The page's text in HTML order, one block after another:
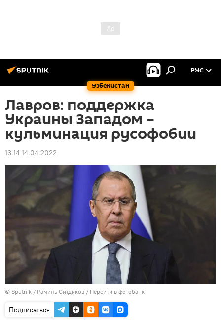
Узбекистан
РУС
Лавров: поддержка
Украины Западом –
кульминация русофобии
13:14 14.04.2022
© Sputnik / Рамиль Ситдиков / Перейти в фотобанк
Подписаться